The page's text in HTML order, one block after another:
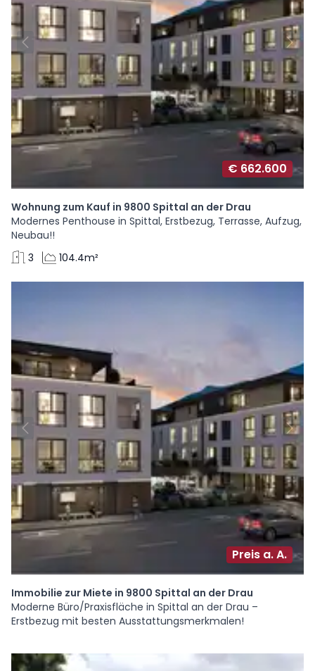
€ 662.600
Wohnung zum Kauf in 9800 Spittal an der Drau
Modernes Penthouse in Spittal, Erstbezug, Terrasse, Aufzug,
Neubau!!
3
104.4m²
Preis a. A.
Immobilie zur Miete in 9800 Spittal an der Drau
Moderne Büro/Praxisfläche in Spittal an der Drau –
Erstbezug mit besten Ausstattungsmerkmalen!